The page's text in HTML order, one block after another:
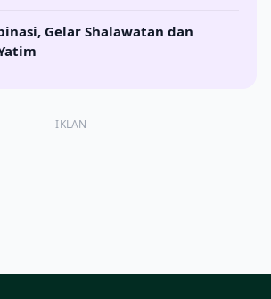
Gelar Shalawatan dan
IKLAN